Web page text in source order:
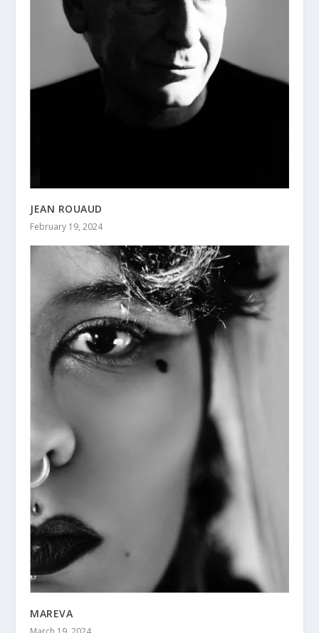
JEAN ROUAUD
February 19, 2024
MAREVA